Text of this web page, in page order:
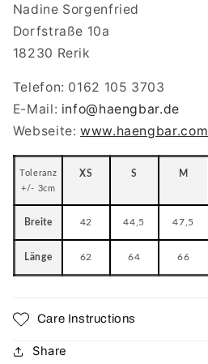
Nadine Sorgenfried
Dorfstraße 10a
18230 Rerik
Telefon: 0162 105 3703
E-Mail: info@haengbar.de
Webseite:www.haengbar.com
Toleranz
+/- 3cm
XS S M
Breite 42 44,5 47,5
Länge 62 64 66
Care Instructions
Share